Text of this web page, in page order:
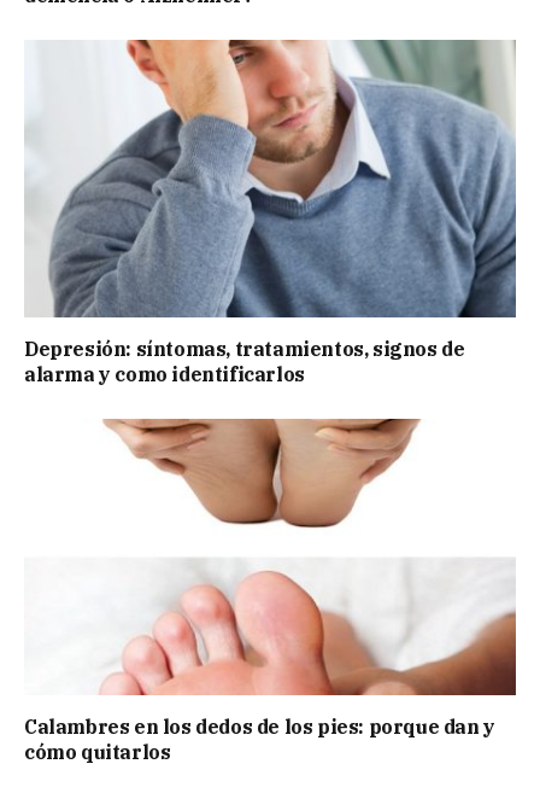
Depresión: síntomas, tratamientos, signos de
alarma y como identificarlos
Calambres en los dedos de los pies: porque dan y
cómo quitarlos